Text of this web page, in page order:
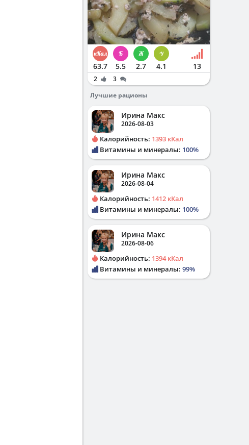
63.7 5.5 2.7 4.1 13
2
3
Лучшие рационы
Ирина Макс
2026-08-03
Калорийность: 1393 кКал
Витамины и минералы: 100%
Ирина Макс
2026-08-04
Калорийность: 1412 кКал
Витамины и минералы: 100%
Ирина Макс
2026-08-06
Калорийность: 1394 кКал
Витамины и минералы: 99%